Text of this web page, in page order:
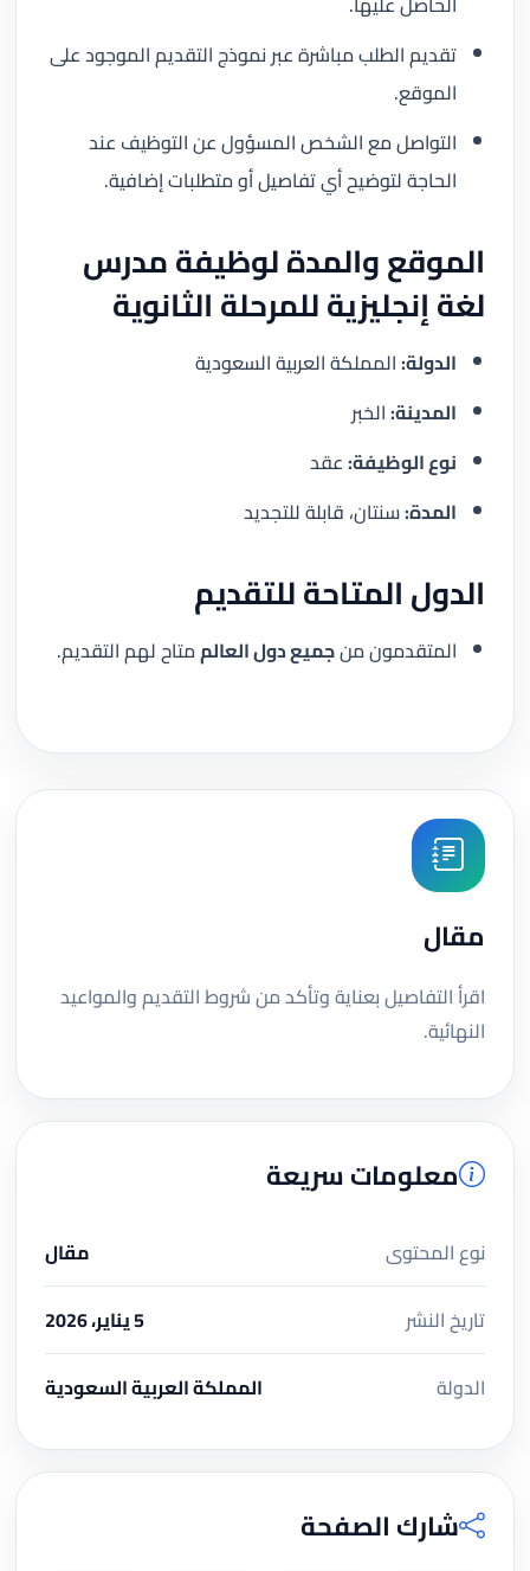
تقديم الطلب مباشرة عبر نموذج التقديم الموجود على
الموقع.
التواصل مع الشخص المسؤول عن التوظيف عند
الحاجة لتوضيح أي تفاصيل أو متطلبات إضافية.
الموقع والمدة لوظيفة مدرس
لغة إنجليزية للمرحلة الثانوية
الدولة:المملكة العربية السعودية
المدينة:الخبر
نوع الوظيفة:عقد
المدة:سنتان، قابلة للتجديد
الدول المتاحة للتقديم
المتقدمون منجميع دول العالممتاح لهم التقديم.
مقال
اقرأ التفاصيل بعناية وتأكد من شروط التقديم والمواعيد
النهائية.
معلومات سريعة
نوع المحتوى
مقال
تاريخ النشر
5 يناير، 2026
الدولة
المملكة العربية السعودية
شارك الصفحة